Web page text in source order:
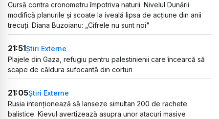
Cursă contra cronometru împotriva naturii. Nivelul Dunării
modifică planurile și scoate la iveală lipsa de acțiune din anii
trecuți. Diana Buzoianu: „Cifrele nu sunt noi"
21:51Știri Externe
Plajele din Gaza, refugiu pentru palestinienii care încearcă să
scape de căldura sufocantă din corturi
21:05Știri Externe
Rusia intenționează să lanseze simultan 200 de rachete
balistice. Kievul avertizează asupra unor atacuri masive